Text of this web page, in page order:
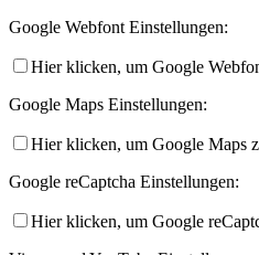
Google Webfont Einstellungen:
Hier klicken, um Google
Google Maps Einstellungen:
Hier klicken, um Google Maps
Google reCaptcha Einstellungen:
Hier klicken, um Google